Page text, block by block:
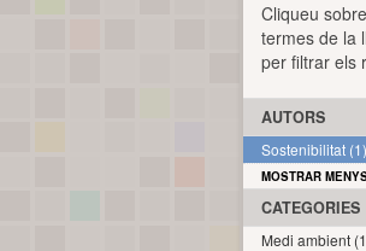
Cliqueu
termes de la
per filtrar els
AUTORS
Sostenibilitat (1)
MOSTRAR
CATEGORIES
Medi ambient